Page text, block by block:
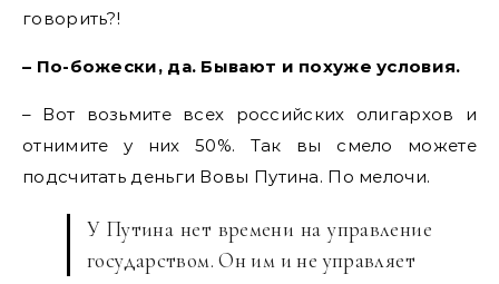
говорить?!
– По-божески, да. Бывают и похуже условия.
– Вот возьмите всех российских олигархов и
отнимите у них 50%. Так вы смело можете
подсчитать деньги Вовы Путина. По мелочи.
У Путина нет времени на управление
государством. Он им и не управляет